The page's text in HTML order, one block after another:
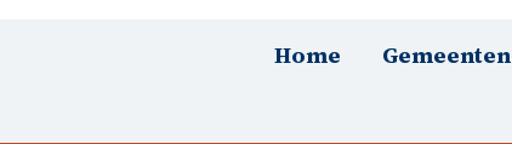
HoofdnavigatieHome Gemeenten